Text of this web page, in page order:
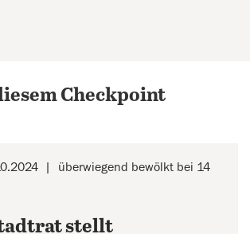
Checkpoint
überwiegend bewölkt bei 14
stellt